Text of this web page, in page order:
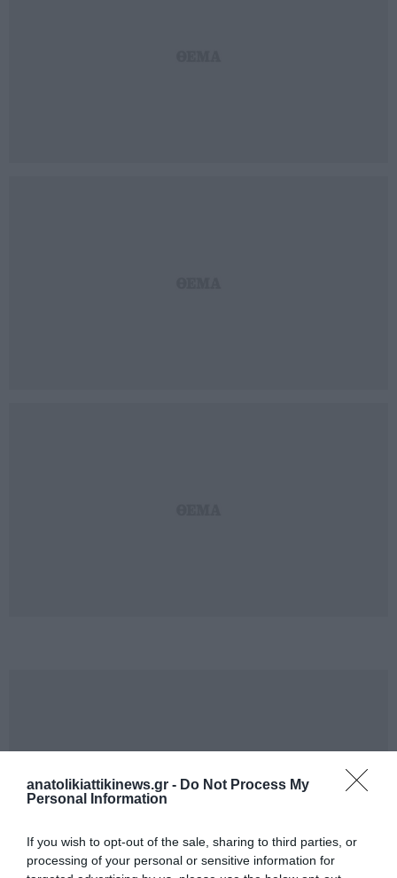
anatolikiattikinews.gr - Do Not Process My
Personal Information
If you wish to opt-out of the sale, sharing to third parties, or
processing of your personal or sensitive information for